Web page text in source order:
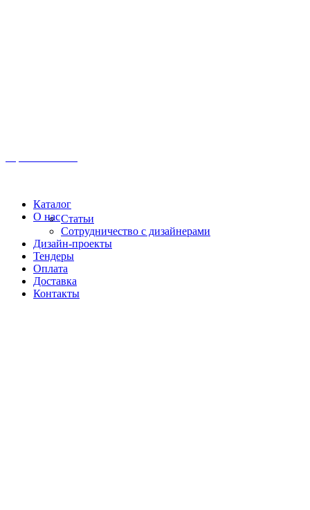
Каталог
О насСтатьи
Сотрудничество с дизайнерами
Дизайн-проекты
Тендеры
Оплата
Доставка
Контакты